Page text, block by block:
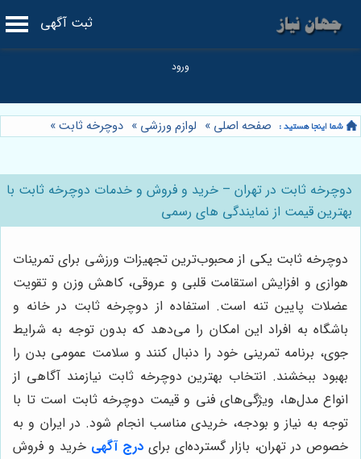
ثبت آگهی
صفحه اصلی » لوازم ورزشی » دوچرخه ثابت»
دوچرخه ثابت در تهران – خرید و فروش و خدمات دوچرخه ثابت با
بهترین قیمت از نمایندگی های رسمی
دوچرخه ثابت یکی از محبوب‌ترین تجهیزات ورزشی برای تمرینات
هوازی و افزایش استقامت قلبی و عروقی، کاهش وزن و تقویت
عضلات پایین تنه است. استفاده از دوچرخه ثابت در خانه و
باشگاه به افراد این امکان را می‌دهد که بدون توجه به شرایط
جوی، برنامه تمرینی خود را دنبال کنند و سلامت عمومی بدن را
بهبود ببخشند. انتخاب بهترین دوچرخه ثابت نیازمند آگاهی از
انواع مدل‌ها، ویژگی‌های فنی و قیمت دوچرخه ثابت است تا با
توجه به نیاز و بودجه، خریدی مناسب انجام شود. در ایران و به
خصوص در تهران، بازار گسترده‌ای برای درج آگهی خرید و فروش